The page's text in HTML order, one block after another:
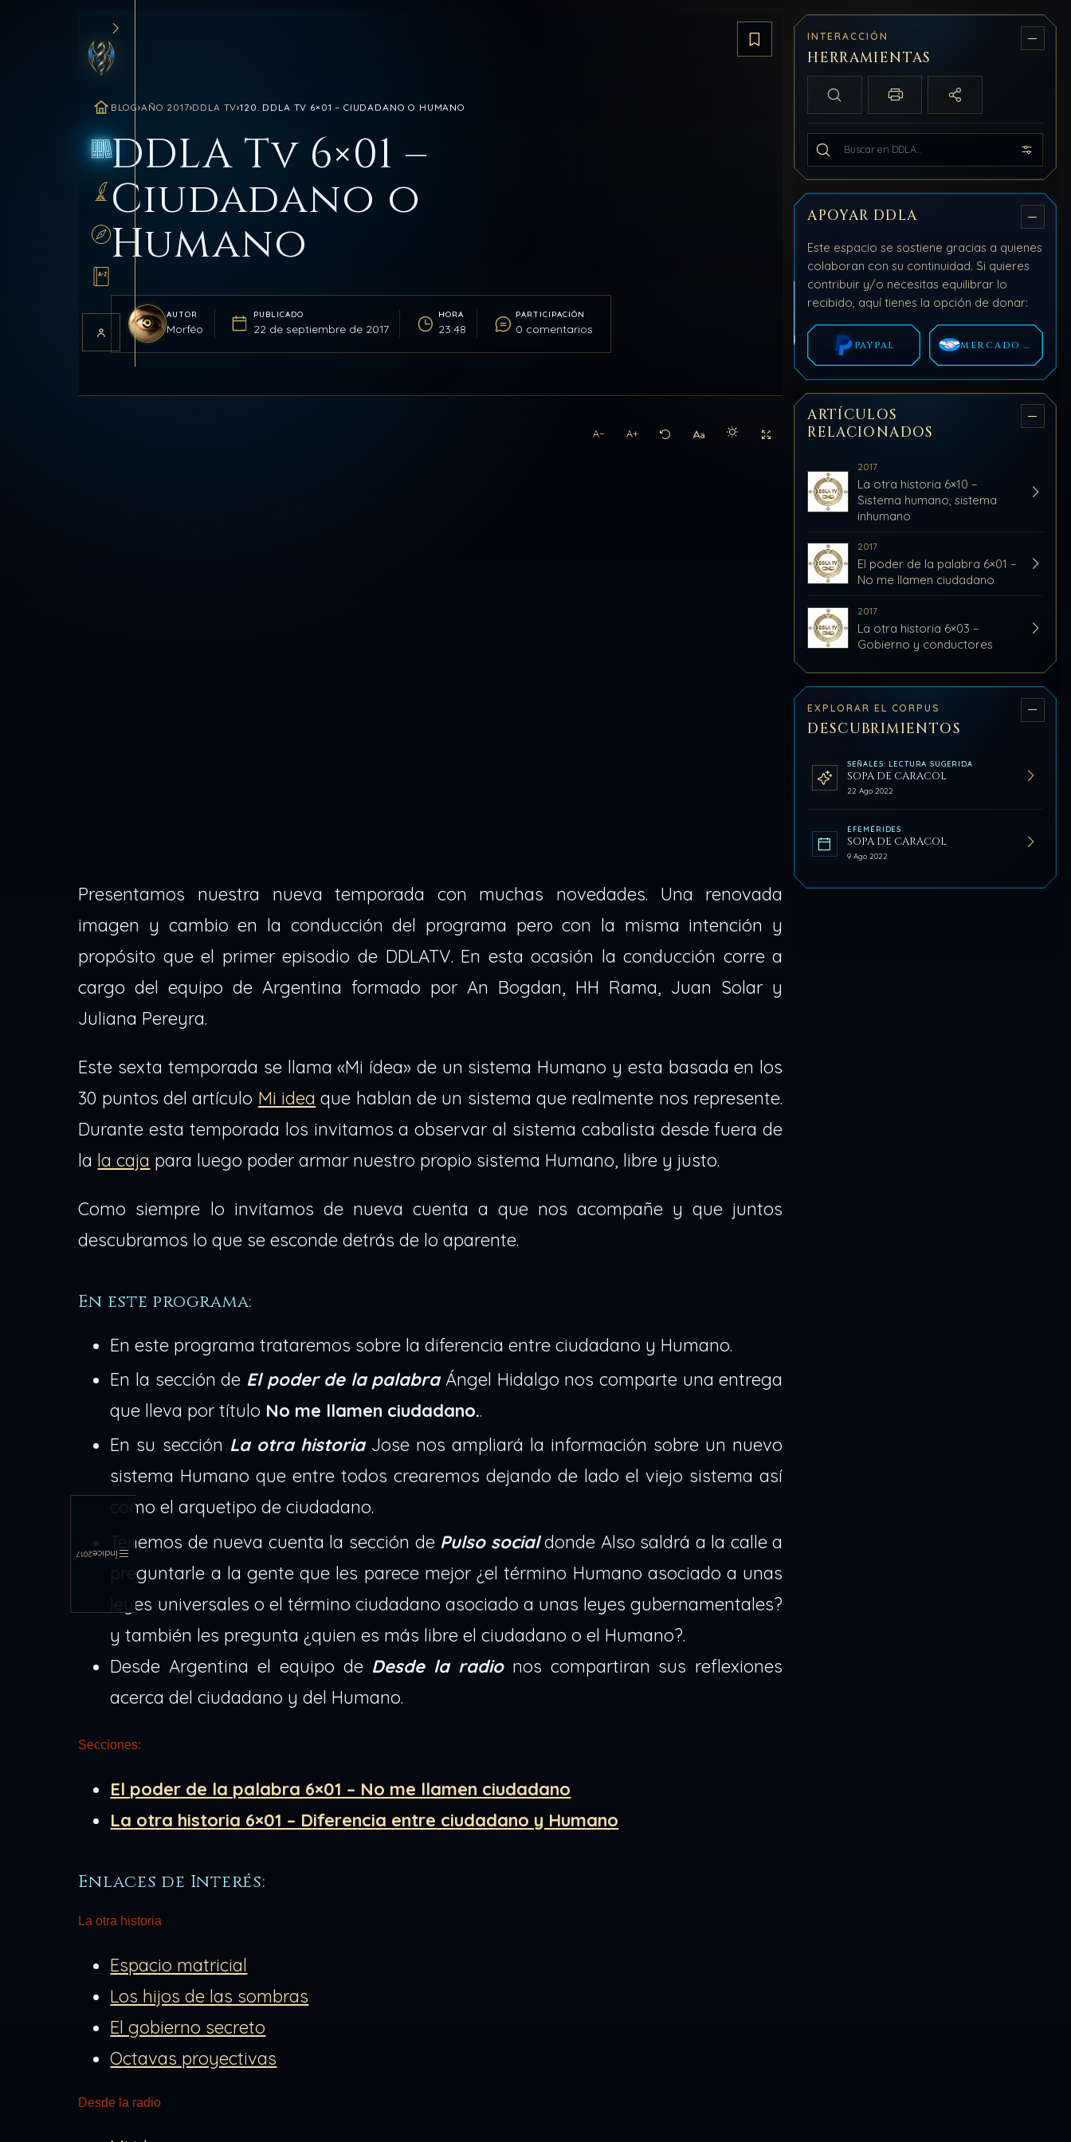
INICIO
BLOG
SANCTUM
RUTAS
GLOSARIO
Índice
2017
Guardar artículo
BLOG›AÑO 2017›DDLA TV›120. DDLA TV 6×01 – CIUDADANO O HUMANO
DDLA Tv 6×01 –
Ciudadano o
Humano
AUTOR
Morféo
PUBLICADO
22 de septiembre de 2017
HORA
23:48
PARTICIPACIÓN
0 comentarios
A− A+
Activar modo claro de lectura
Sin distracciones
Presentamos nuestra nueva temporada con muchas novedades. Una renovada
imagen y cambio en la conducción del programa pero con la misma intención y
propósito que el primer episodio de DDLATV. En esta ocasión la conducción corre a
cargo del equipo de Argentina formado por An Bogdan, HH Rama, Juan Solar y
Juliana Pereyra.
Este sexta temporada se llama «Mi ídea» de un sistema Humano y esta basada en los
30 puntos del artículo Mi idea que hablan de un sistema que realmente nos represente.
Durante esta temporada los invitamos a observar al sistema cabalista desde fuera de
la la caja para luego poder armar nuestro propio sistema Humano, libre y justo.
Como siempre lo invitamos de nueva cuenta a que nos acompañe y que juntos
descubramos lo que se esconde detrás de lo aparente.
En este programa:
En este programa trataremos sobre la diferencia entre ciudadano y Humano.
En la sección de El poder de la palabraÁngel Hidalgo nos comparte una entrega
que lleva por título No me llamen ciudadano..
En su sección La otra historiaJose nos ampliará la información sobre un nuevo
sistema Humano que entre todos crearemos dejando de lado el viejo sistema así
como el arquetipo de ciudadano.
Tenemos de nueva cuenta la sección de Pulso socialdonde Also saldrá a la calle a
preguntarle a la gente que les parece mejor ¿el término Humano asociado a unas
leyes universales o el término ciudadano asociado a unas leyes gubernamentales?
y también les pregunta ¿quien es más libre el ciudadano o el Humano?.
Desde Argentina el equipo de Desde la radio nos compartiran sus reflexiones
acerca del ciudadano y del Humano.
Secciones:
El poder de la palabra 6×01 – No me llamen ciudadano
La otra historia 6×01 – Diferencia entre ciudadano y Humano
Enlaces de Interés:
La otra historia
Espacio matricial
Los hijos de las sombras
El gobierno secreto
Octavas proyectivas
Desde la radio
INTERACCIÓN
HERRAMIENTAS
Búsqueda localImprimir / PDFCompartir
Buscar en todo DDLA
APOYAR DDLA
Este espacio se sostiene gracias a quienes
colaboran con su continuidad. Si quieres
contribuir y/o necesitas equilibrar lo
recibido, aquí tienes la opción de donar:
PAYPAL MERCADO PAGO
ARTÍCULOS
RELACIONADOS
2017
La otra historia 6×10 –
Sistema humano, sistema
inhumano
2017
El poder de la palabra 6×01 –
No me llamen ciudadano
2017
La otra historia 6×03 –
Gobierno y conductores
EXPLORAR EL CORPUS
DESCUBRIMIENTOS
SEÑALES: LECTURA SUGERIDA
SOPA DE CARACOL
22 Ago 2022
EFEMÉRIDES
SOPA DE CARACOL
9 Ago 2022